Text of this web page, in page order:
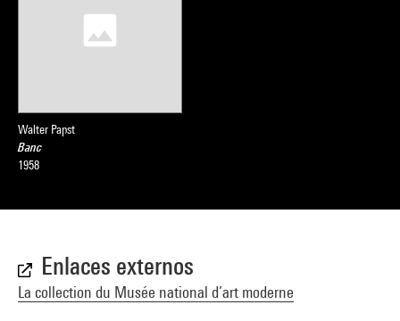
Walter Papst
Banc
1958
Enlaces externos
La collection du Musée national d’art moderne